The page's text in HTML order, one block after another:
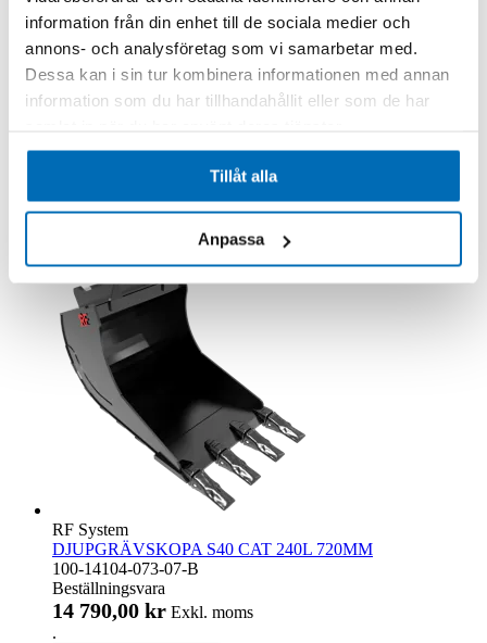
information från din enhet till de sociala medier och
annons- och analysföretag som vi samarbetar med.
Dessa kan i sin tur kombinera informationen med annan
information som du har tillhandahållit eller som de har
Tillåt alla
Anpassa
RF System
DJUPGRÄVSKOPA S40 CAT 200L 720MM
100-13104-073-07-B
14 610,00 kr Exkl. moms
Lägg till i kundvagn
RF System
DJUPGRÄVSKOPA S40 CAT 240L 720MM
100-14104-073-07-B
Beställningsvara
14 790,00 kr Exkl. moms
.